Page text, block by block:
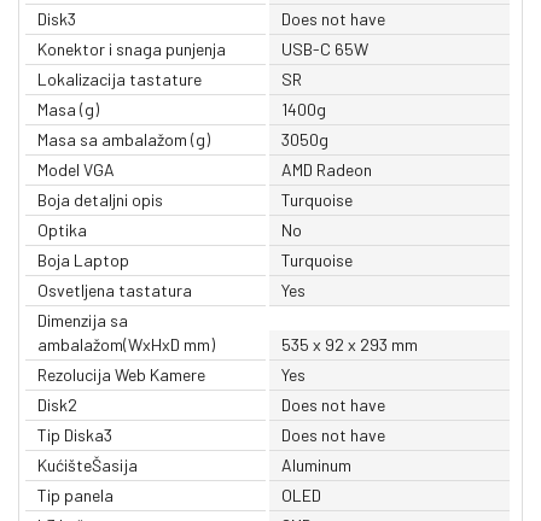
Disk3
Does not have
Konektor i snaga punjenja
USB-C 65W
Lokalizacija tastature
SR
Masa (g)
1400g
Masa sa ambalažom (g)
3050g
Model VGA
AMD Radeon
Boja detaljni opis
Turquoise
Optika
No
Boja Laptop
Turquoise
Osvetljena tastatura
Yes
Dimenzija sa
ambalažom(WxHxD mm)
535 x 92 x 293 mm
Rezolucija Web Kamere
Yes
Disk2
Does not have
Tip Diska3
Does not have
KućišteŠasija
Aluminum
Tip panela
OLED